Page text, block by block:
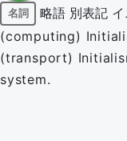
名詞 略語 別表記
(computing)
(transport)
system.